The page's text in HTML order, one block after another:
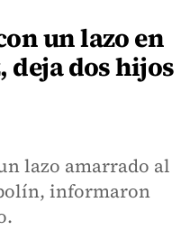
un lazo en
deja dos hijos
lazo amarrado al
informaron